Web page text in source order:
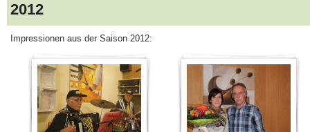
2012
Impressionen aus der Saison 2012: